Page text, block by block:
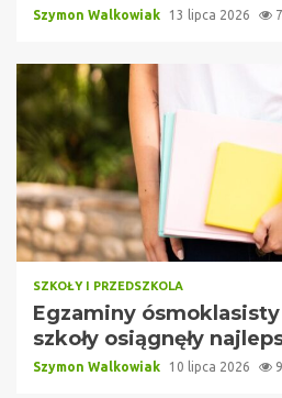
Szymon Walkowiak 13 lipca 2026
SZKOŁY I PRZEDSZKOLA
Egzaminy
szkoły osiągnęły
Szymon Walkowiak 10 lipca 2026